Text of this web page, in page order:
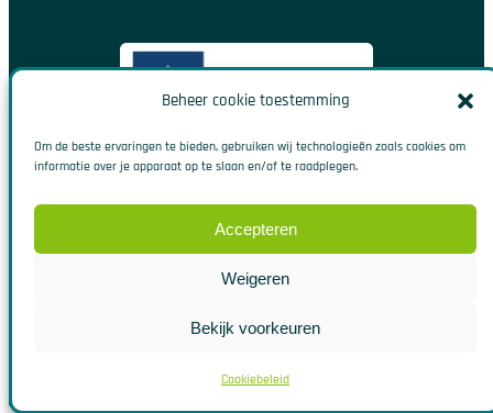
Beheer cookie toestemming
Om de beste ervaringen te bieden, gebruiken wij technologieën zoals cookies om
informatie over je apparaat op te slaan en/of te raadplegen.
Accepteren
Weigeren
Bekijk voorkeuren
Cookiebeleid
© 2026. Alle rechten voorbehouden|Algemene Voorwaarden